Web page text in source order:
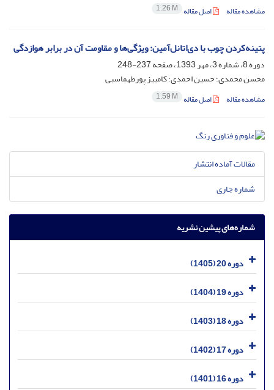
مشاهده مقاله اصل مقاله 1.26 M
پتینه‌کردن چوب با دی‌اتانل‌آمین: ویژگی‌ها و مقاومت آن در برابر هوازدگی
دوره 8، شماره 3، مهر 1393، صفحه
237-248
محسن محمدی؛ حسین احمدی؛ کامبیز پورطهماسبی
مشاهده مقاله اصل مقاله 1.59 M
مقالات آماده انتشار
شماره جاری
شماره‌های پیشین نشریه
دوره 20 (1405)
دوره 19 (1404)
دوره 18 (1403)
دوره 17 (1402)
دوره 16 (1401)